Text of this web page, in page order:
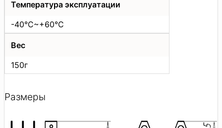
Температура эксплуатации
-40°С~+60°C
Вес
150г
Размеры